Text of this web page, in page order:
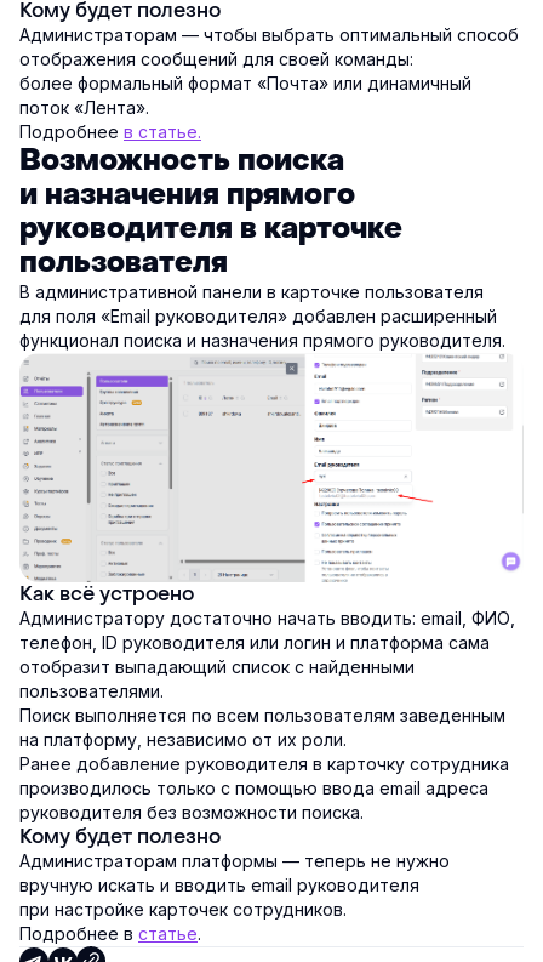
Кому будет полезно
Администраторам — чтобы выбрать оптимальный способ
отображения сообщений для своей команды:
более формальный формат «Почта» или динамичный
поток «Лента».
Подробнее в статье.
Возможность поиска
и назначения прямого
руководителя в карточке
пользователя
В административной панели в карточке пользователя
для поля «Email руководителя» добавлен расширенный
функционал поиска и назначения прямого руководителя.
Как всё устроено
Администратору достаточно начать вводить: email, ФИО,
телефон, ID руководителя или логин и платформа сама
отобразит выпадающий список с найденными
пользователями.
Поиск выполняется по всем пользователям заведенным
на платформу, независимо от их роли.
Ранее добавление руководителя в карточку сотрудника
производилось только с помощью ввода email адреса
руководителя без возможности поиска.
Кому будет полезно
Администраторам платформы — теперь не нужно
вручную искать и вводить email руководителя
при настройке карточек сотрудников.
Подробнее в статье.